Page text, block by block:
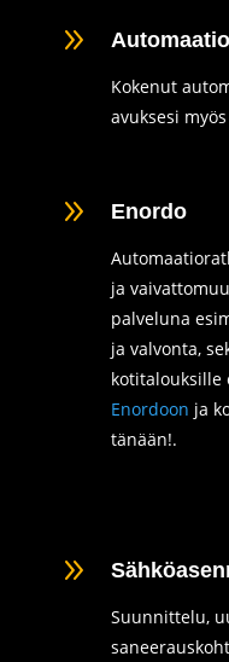
9
Kokenut
avuksesi
9 Enordo
ja
palveluna
ja valvonta,
kotitalouksille
Enordoon ja
tänään!.
9
Suunnittelu,